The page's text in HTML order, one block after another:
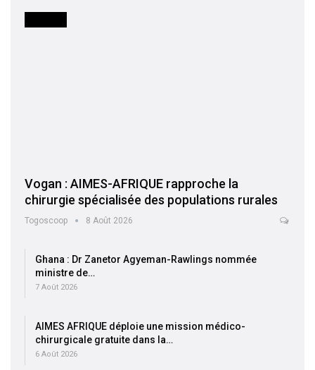
Vogan : AIMES-AFRIQUE rapproche la
chirurgie spécialisée des populations rurales
Togoscoop 8 Août 2026
Ghana : Dr Zanetor Agyeman-Rawlings nommée
ministre de…
7 Août 2026
AIMES AFRIQUE déploie une mission médico-
chirurgicale gratuite dans la…
6 Août 2026